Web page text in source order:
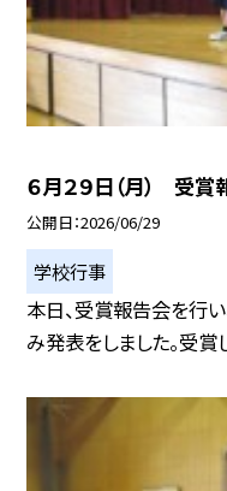
６月２９日（月） 受賞
公開日 2026/06/29
学校行事
本日、受賞報告会を行
み発表をしました。受賞